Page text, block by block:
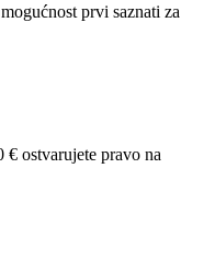
prvi saznati za
ostvarujete pravo na